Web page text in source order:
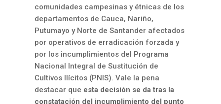
comunidades campesinas y étnicas de los
departamentos de Cauca, Nariño,
Putumayo y Norte de Santander afectados
por operativos de erradicación forzada y
por los incumplimientos del Programa
Nacional Integral de Sustitución de
Cultivos Ilícitos (PNIS). Vale la pena
destacar que esta decisión se da tras la
constatación del incumplimiento del punto